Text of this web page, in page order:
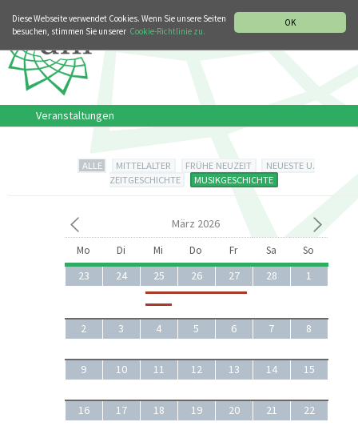
OK
Diese Webseite verwendet Cookies. Wenn Sie unsere Seiten
besuchen, stimmen Sie unserer Cookie-Richtlinie zu.
Veranstaltungen
ALLE MITTELALTER FRÜHE NEUZEIT
NEUESTE U.
ZEITGESCHICHTE
MUSIKGESCHICHTE
März 2026
Mo Di Mi Do Fr Sa So
23 24 25 26 27 28 1
2 3 4 5 6 7 8
9 10 11 12 13 14 15
16 17 18 19 20 21 22